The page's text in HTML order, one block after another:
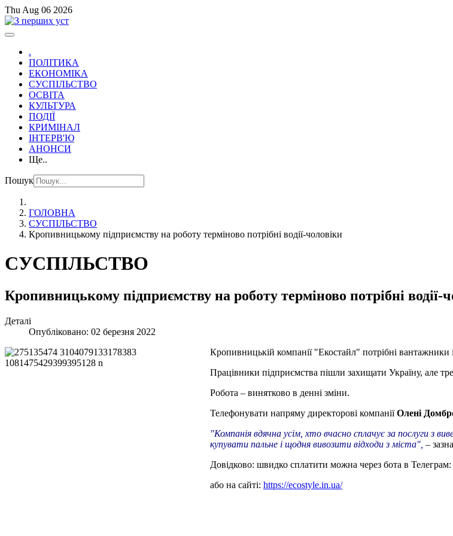
Thu Aug 06 2026
.
ПОЛІТИКА
ЕКОНОМІКА
СУСПІЛЬСТВО
ОСВІТА
КУЛЬТУРА
ПОДІЇ
КРИМІНАЛ
ІНТЕРВ'Ю
АНОНСИ
Ще..
Пошук
ГОЛОВНА
СУСПІЛЬСТВО
Кропивницькому підприємству на роботу терміново потрібні водії-чоловіки
СУСПІЛЬСТВО
Кропивницькому підприємству на роботу терміново потрібні водії-
Деталі
Опубліковано: 02 березня 2022
Кропивницькій компанії "Екостайл" потрібні вантажники і
Працівники підприємства пішли захищати Україну, але
Робота – винятково в денні зміни.
Телефонувати напряму директорові компаніїОлені
"Компанія вдячна усім, хто вчасно сплачує за послуги з
купувати пальне і щодня вивозити відходи з міста", –
Довідково: швидко сплатити можна через бота в Телеграм:
або на сайті: https://ecostyle.in.ua/